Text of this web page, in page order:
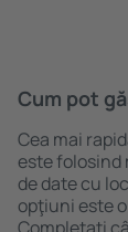
Cum pot
Cea mai
este folosind
de date cu
opţiuni este